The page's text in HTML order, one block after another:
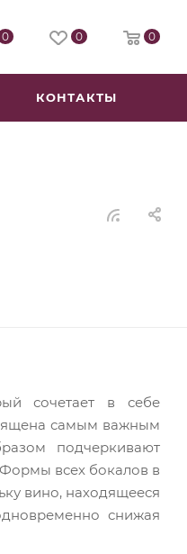
0 0 0
КОНТАКТЫ
сочетает в себе
самым важным
подчеркивают
всех бокалов в
вино, находящееся
снижая